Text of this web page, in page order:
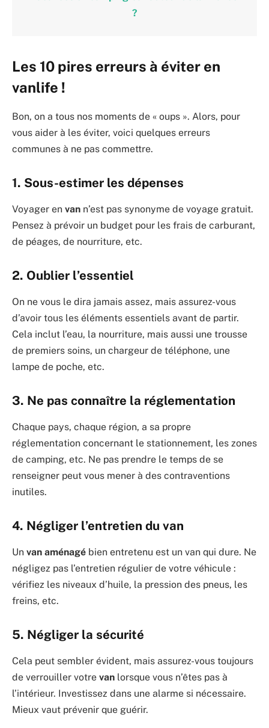
?
Les 10 pires erreurs à éviter en
vanlife !
Bon, on a tous nos moments de « oups ». Alors, pour
vous aider à les éviter, voici quelques erreurs
communes à ne pas commettre.
1. Sous-estimer les dépenses
Voyager en van n’est pas synonyme de voyage gratuit.
Pensez à prévoir un budget pour les frais de carburant,
de péages, de nourriture, etc.
2. Oublier l’essentiel
On ne vous le dira jamais assez, mais assurez-vous
d’avoir tous les éléments essentiels avant de partir.
Cela inclut l’eau, la nourriture, mais aussi une trousse
de premiers soins, un chargeur de téléphone, une
lampe de poche, etc.
3. Ne pas connaître la réglementation
Chaque pays, chaque région, a sa propre
réglementation concernant le stationnement, les zones
de camping, etc. Ne pas prendre le temps de se
renseigner peut vous mener à des contraventions
inutiles.
4. Négliger l’entretien du van
Un van aménagé bien entretenu est un van qui dure. Ne
négligez pas l’entretien régulier de votre véhicule :
vérifiez les niveaux d’huile, la pression des pneus, les
freins, etc.
5. Négliger la sécurité
Cela peut sembler évident, mais assurez-vous toujours
de verrouiller votre van lorsque vous n’êtes pas à
l’intérieur. Investissez dans une alarme si nécessaire.
Mieux vaut prévenir que guérir.